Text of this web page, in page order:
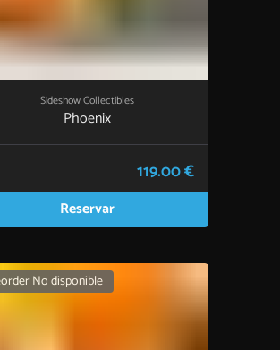
Sideshow Collectibles
Phoenix
119.00 €
Reservar
No disponible